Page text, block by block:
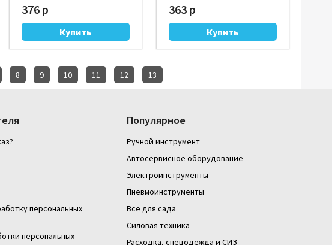
376 р 363 р
8 9 10 11 12 13
персональных
персональных
Популярное
Ручной инструмент
Автосервисное оборудование
Электроинструменты
Пневмоинструменты
Все для сада
Силовая техника
Расходка, спецодежда и СИЗ